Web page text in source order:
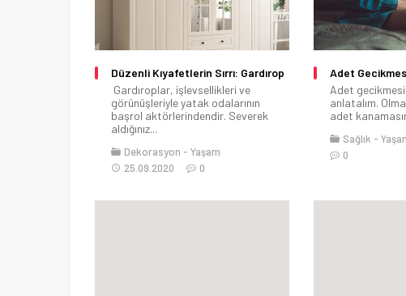
Düzenli Kıyafetlerin Sırrı: Gardırop
Gardıroplar, işlevsellikleri ve
görünüşleriyle yatak odalarının
başrol aktörlerindendir. Severek
aldığınız...
Dekorasyon
Yaşam
25.09.2020
0
Adet
Adet
anlatalım.
adet
Sağlık
0